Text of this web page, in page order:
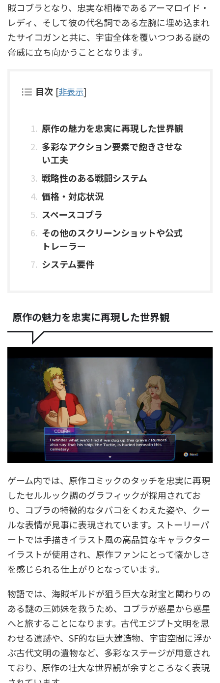
賊コブラとなり、忠実な相棒であるアーマロイド・
レディ、そして彼の代名詞である左腕に埋め込まれ
たサイコガンと共に、宇宙全体を覆いつつある謎の
脅威に立ち向かうこととなります。
目次 [非表示]
原作の魅力を忠実に再現した世界観
多彩なアクション要素で飽きさせな
い工夫
戦略性のある戦闘システム
価格・対応状況
スペースコブラ
その他のスクリーンショットや公式
トレーラー
システム要件
原作の魅力を忠実に再現した世界観
ゲーム内では、原作コミックのタッチを忠実に再現
したセルルック調のグラフィックが採用されてお
り、コブラの特徴的なタバコをくわえた姿や、クー
ルな表情が見事に表現されています。ストーリーパ
ートでは手描きイラスト風の高品質なキャラクター
イラストが使用され、原作ファンにとって懐かしさ
を感じられる仕上がりとなっています。
物語では、海賊ギルドが狙う巨大な財宝と関わりの
ある謎の三姉妹を救うため、コブラが惑星から惑星
へと旅することになります。古代エジプト文明を思
わせる遺跡や、SF的な巨大建造物、宇宙空間に浮か
ぶ古代文明の遺物など、多彩なステージが用意され
ており、原作の壮大な世界観が余すところなく表現